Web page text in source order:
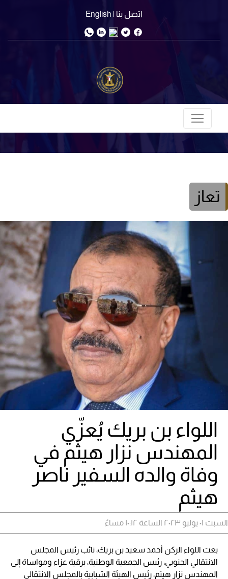
اتصل بنا | English
تعاز
اللواء بن بريك يُعزّي
المهندس نزار هيثم في
وفاة والده السفير ناصر
هيثم
السبت ٠١ يوليو ٢٠٢٣ الساعة ١٠:١٢ مساءً
بعث اللواء الركن أحمد سعيد بن بريك، نائب رئيس المجلس
الانتقالي الجنوبي، رئيس الجمعية الوطنية، برقية عزاء ومواساة إلى
المهندس نزار هيثم، رئيس الهيئة الشبابية بالمجلس الانتقالي